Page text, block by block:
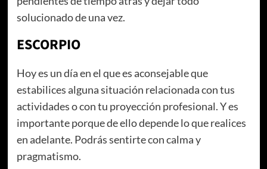
solucionado de una vez.
ESCORPIO
Hoy es un día en el que es aconsejable que
estabilices alguna situación relacionada con tus
actividades o con tu proyección profesional. Y es
importante porque de ello depende lo que realices
en adelante. Podrás sentirte con calma y
pragmatismo.